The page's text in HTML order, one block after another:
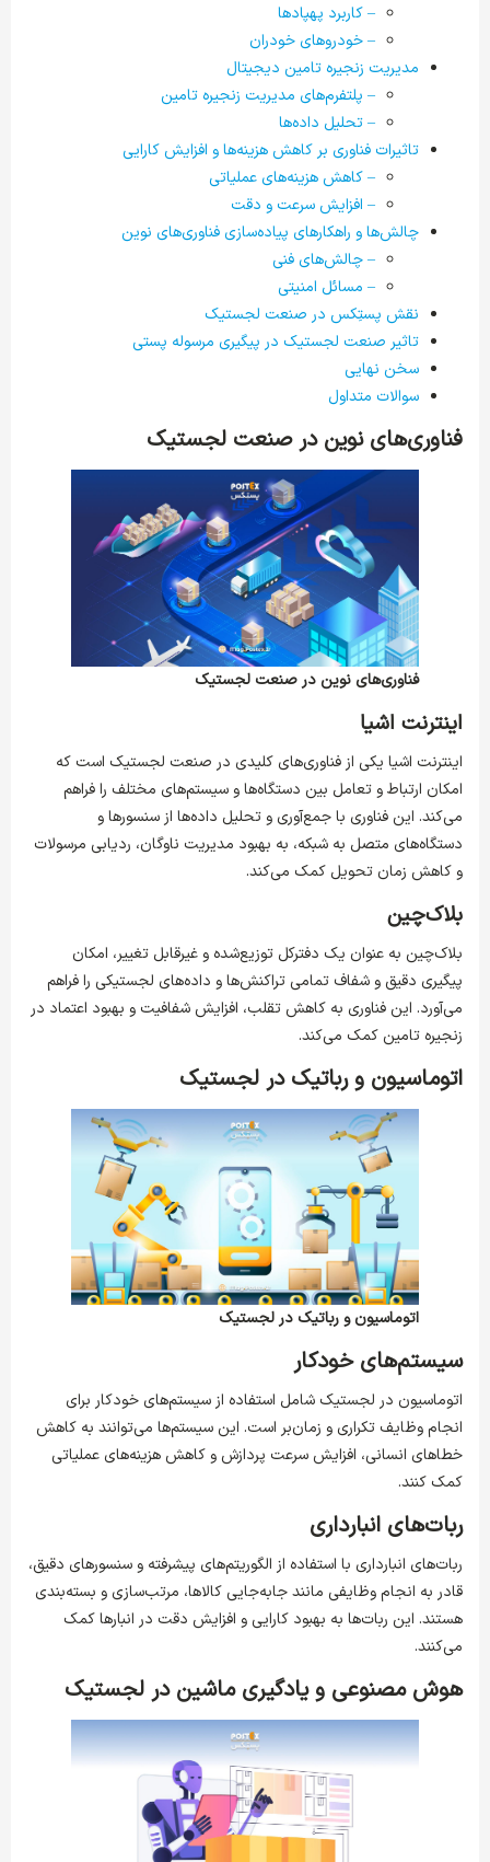
– کاربرد پهپادها
– خودروهای خودران
مدیریت زنجیره تامین دیجیتال
– پلتفرم‌های مدیریت زنجیره تامین
– تحلیل داده‌ها
تاثیرات فناوری بر کاهش هزینه‌ها و افزایش کارایی
– کاهش هزینه‌های عملیاتی
– افزایش سرعت و دقت
چالش‌ها و راهکارهای پیاده‌سازی فناوری‌های نوین
– چالش‌های فنی
– مسائل امنیتی
نقش پستِکس در صنعت لجستیک
تاثیر صنعت لجستیک در پیگیری مرسوله پستی
سخن نهایی
سوالات متداول
فناوری‌های نوین در صنعت لجستیک
فناوری‌های نوین در صنعت لجستیک
اینترنت اشیا
اینترنت اشیا یکی از فناوری‌های کلیدی در صنعت لجستیک است که
امکان ارتباط و تعامل بین دستگاه‌ها و سیستم‌های مختلف را فراهم
می‌کند. این فناوری با جمع‌آوری و تحلیل داده‌ها از سنسورها و
دستگاه‌های متصل به شبکه، به بهبود مدیریت ناوگان، ردیابی مرسولات
و کاهش زمان تحویل کمک می‌کند.
بلاک‌چین
بلاک‌چین به عنوان یک دفترکل توزیع‌شده و غیرقابل تغییر، امکان
پیگیری دقیق و شفاف تمامی تراکنش‌ها و داده‌های لجستیکی را فراهم
می‌آورد. این فناوری به کاهش تقلب، افزایش شفافیت و بهبود اعتماد در
زنجیره تامین کمک می‌کند.
اتوماسیون و رباتیک در لجستیک
اتوماسیون و رباتیک در لجستیک
سیستم‌های خودکار
اتوماسیون در لجستیک شامل استفاده از سیستم‌های خودکار برای
انجام وظایف تکراری و زمان‌بر است. این سیستم‌ها می‌توانند به کاهش
خطاهای انسانی، افزایش سرعت پردازش و کاهش هزینه‌های عملیاتی
کمک کنند.
ربات‌های انبارداری
ربات‌های انبارداری با استفاده از الگوریتم‌های پیشرفته و سنسورهای دقیق،
قادر به انجام وظایفی مانند جابه‌جایی کالاها، مرتب‌سازی و بسته‌بندی
هستند. این ربات‌ها به بهبود کارایی و افزایش دقت در انبارها کمک
می‌کنند.
هوش مصنوعی و یادگیری ماشین در لجستیک